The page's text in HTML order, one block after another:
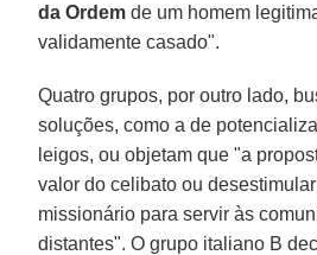
da Ordem de um homem
validamente casado".
Quatro grupos, por outro lado,
soluções, como a de
leigos, ou objetam que "a
valor do celibato ou
missionário para servir às
distantes". O grupo italiano B